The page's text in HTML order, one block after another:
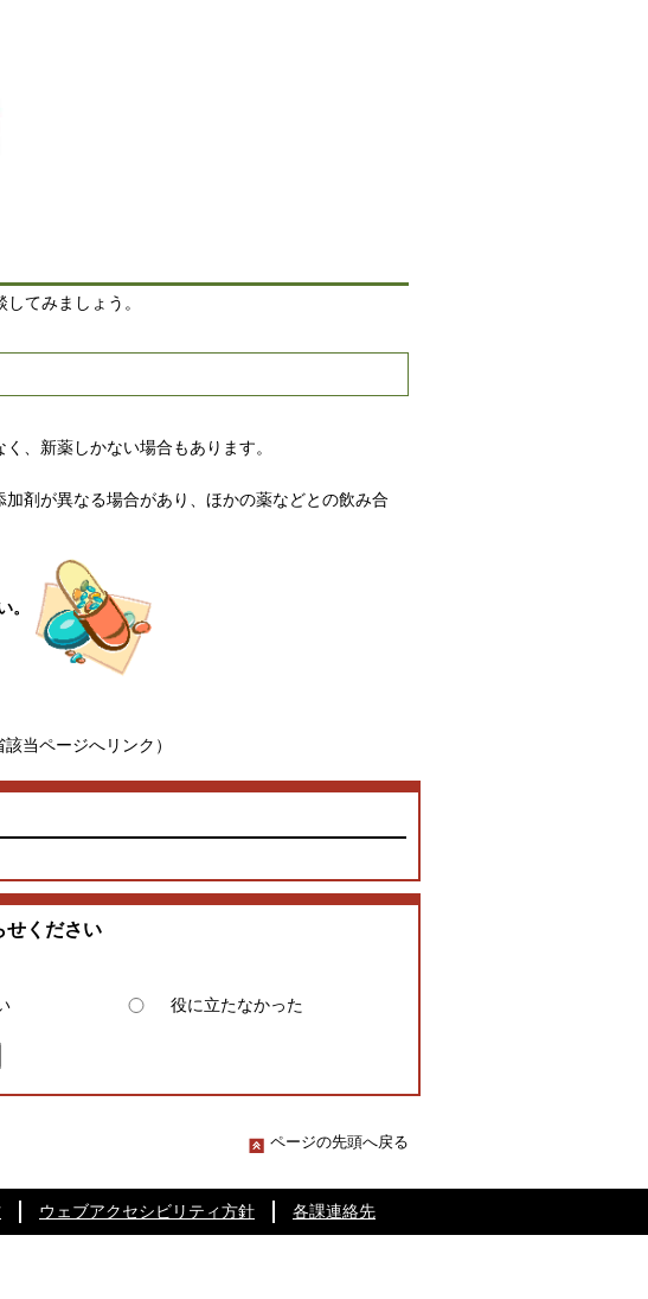
てみましょう。
、新薬しかない場合もあります。
剤が異なる場合があり、ほかの薬などとの飲み合
。
ページへリンク）
せください
役に立たなかった
ページの先頭へ戻る
ウェブアクセシビリティ方針 各課連絡先